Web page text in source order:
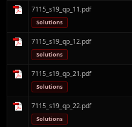
7115_s19_qp_11.pdf
Solutions
7115_s19_qp_12.pdf
Solutions
7115_s19_qp_21.pdf
Solutions
7115_s19_qp_22.pdf
Solutions